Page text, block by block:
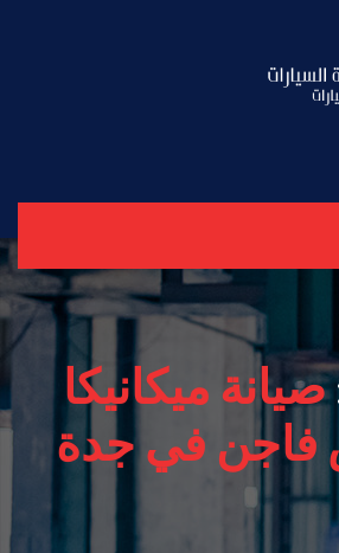
صيانة ميكانيكا
في جدة